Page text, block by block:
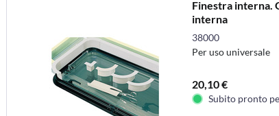
Finestra interna.
interna
38000
Per uso universale
20,10 €
Subito pronto